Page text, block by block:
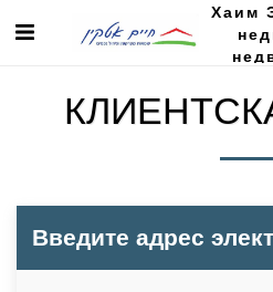
Хаим
Введите адрес